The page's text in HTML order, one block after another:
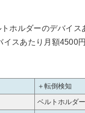
ホルダーのデバイス
スあたり月額4500円
＋転倒検知
ベルトホルダー